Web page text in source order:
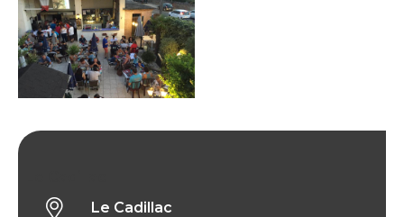
Le Cadillac